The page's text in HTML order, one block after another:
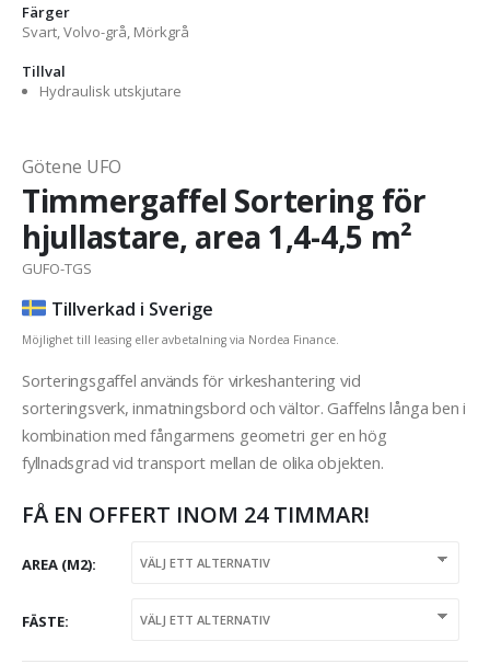
Färger
Svart, Volvo-grå, Mörkgrå
Tillval
Hydraulisk utskjutare
Götene UFO
Timmergaffel Sortering för
hjullastare, area 1,4-4,5 m²
GUFO-TGS
Tillverkad i Sverige
Möjlighet till leasing eller avbetalning via Nordea Finance.
Sorteringsgaffel används för virkeshantering vid
sorteringsverk, inmatningsbord och vältor. Gaffelns långa ben i
kombination med fångarmens geometri ger en hög
fyllnadsgrad vid transport mellan de olika objekten.
FÅ EN OFFERT INOM 24 TIMMAR!
AREA (M2)
FÄSTE